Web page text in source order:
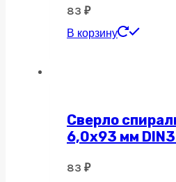
83 ₽
В корзину
Сверло
6,0х93 мм
83 ₽